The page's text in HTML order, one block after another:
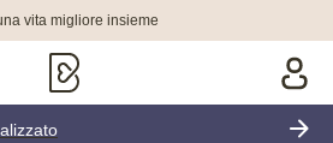
vita migliore insieme